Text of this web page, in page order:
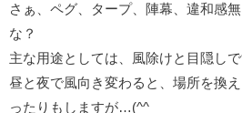
さぁ、ペグ、タープ、陣幕、違和感
な？
主な用途としては、風除けと目隠しで
昼と夜で風向き変わると、場所を換
ったりもしますが…(^^ゞ